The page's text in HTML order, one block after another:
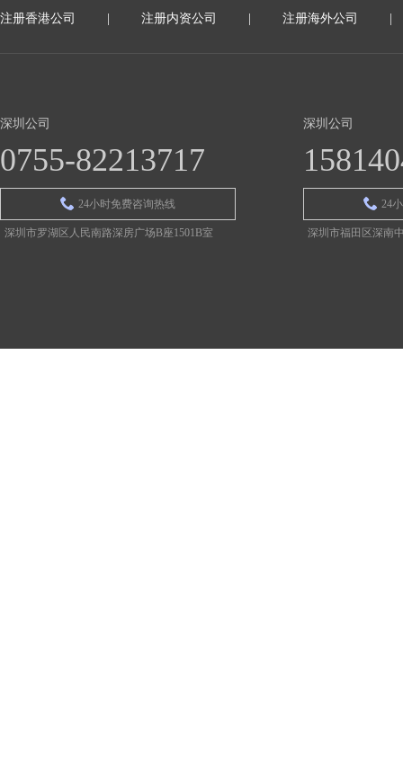
注册香港公司 注册内资公司 注册海外公司
深圳公司
0755-82213717
24小时免费咨询热线
深圳市罗湖区人民南路深房广场B座1501B室
深圳公司
24
深圳市福田区深南